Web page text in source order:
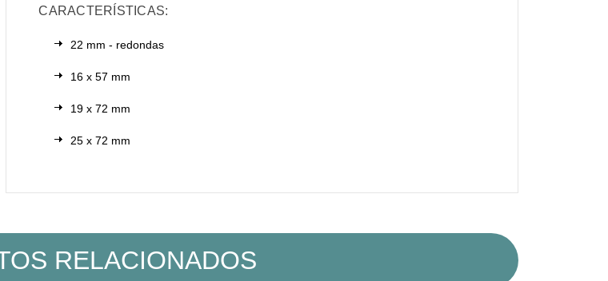
CARACTERÍSTICAS:
22 mm - redondas
16 x 57 mm
19 x 72 mm
25 x 72 mm
RELACIONADOS